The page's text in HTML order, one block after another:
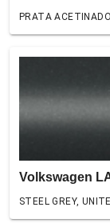
PRATA
Volkswagen
STEEL GREY,